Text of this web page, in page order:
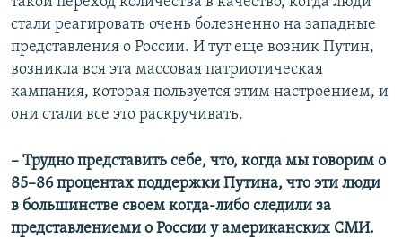
стали реагировать очень болезненно на западные
представления о России. И тут еще возник Путин,
возникла вся эта массовая патриотическая
кампания, которая пользуется этим настроением, и
они стали все это раскручивать.
– Трудно представить себе, что, когда мы говорим о
85–86 процентах поддержки Путина, что эти люди
в большинстве своем когда-либо следили за
представлениеми о России у американских СМИ.